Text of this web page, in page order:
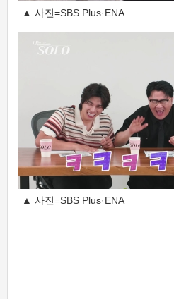
▲ 사진=SBS Plus·ENA
▲ 사진=SBS Plus·ENA